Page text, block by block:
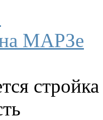
МАРЗе